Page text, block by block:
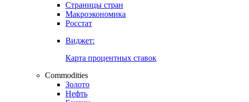
Возможность создания своего индекса
Макроэкономика
Страницы стран
Макроэкономика
Росстат
Виджет:
Карта процентных ставок